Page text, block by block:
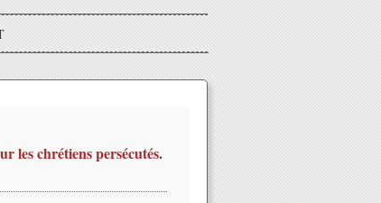
les chrétiens persécutés.